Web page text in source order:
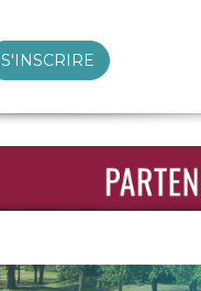
S'INSCRIRE